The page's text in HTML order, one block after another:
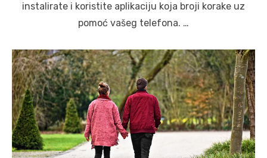
instalirate i koristite aplikaciju koja broji korake uz
pomoć vašeg telefona. …